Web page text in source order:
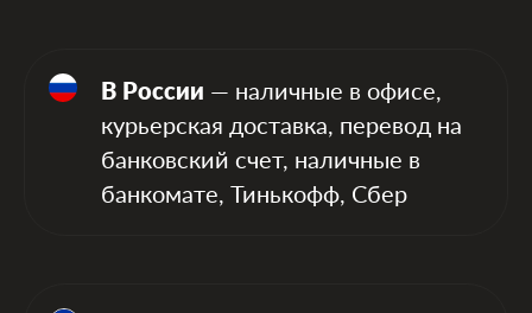
В России — наличные в офисе,
курьерская доставка, перевод на
банковский счет, наличные в
банкомате, Тинькофф, Сбер